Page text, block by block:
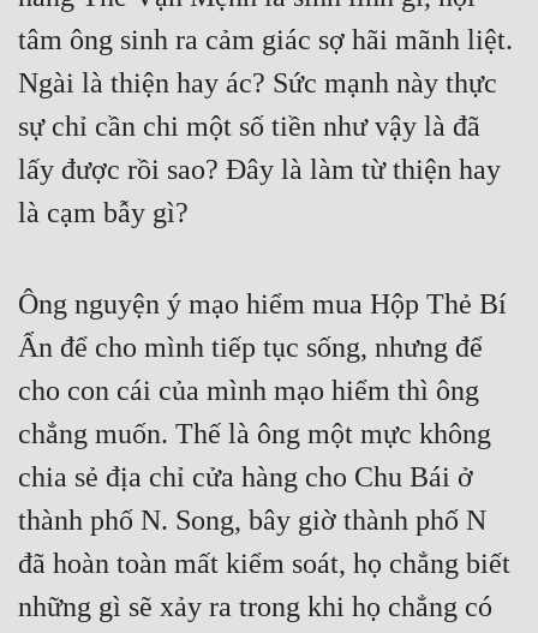
Đẹp
Đẹp Hiệp
Tính Cách Nhân Vật :
Cơ Trí
Vô Sỉ
Điềm Đạm
tâm ông sinh ra cảm giác sợ hãi mãnh liệt.
Ngài là thiện hay ác? Sức mạnh này thực
sự chỉ cần chi một số tiền như vậy là đã
lấy được rồi sao? Đây là làm từ thiện hay
là cạm bẫy gì?
Ông nguyện ý mạo hiểm mua Hộp Thẻ Bí
Ẩn để cho mình tiếp tục sống, nhưng để
cho con cái của mình mạo hiểm thì ông
chẳng muốn. Thế là ông một mực không
chia sẻ địa chỉ cửa hàng cho Chu Bái ở
thành phố N. Song, bây giờ thành phố N
đã hoàn toàn mất kiểm soát, họ chẳng biết
những gì sẽ xảy ra trong khi họ chẳng có